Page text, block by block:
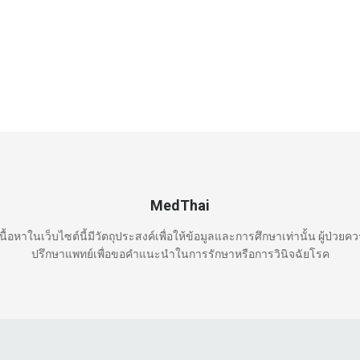
MedThai
อหาในเว็บไซต์นี้มีวัตถุประสงค์เพื่อให้ข้อมูลและการศึกษาเท่านั้น ผู้ป่วยค
ปรึกษาแพทย์เพื่อขอคำแนะนำในการรักษาหรือการวินิจฉัยโรค